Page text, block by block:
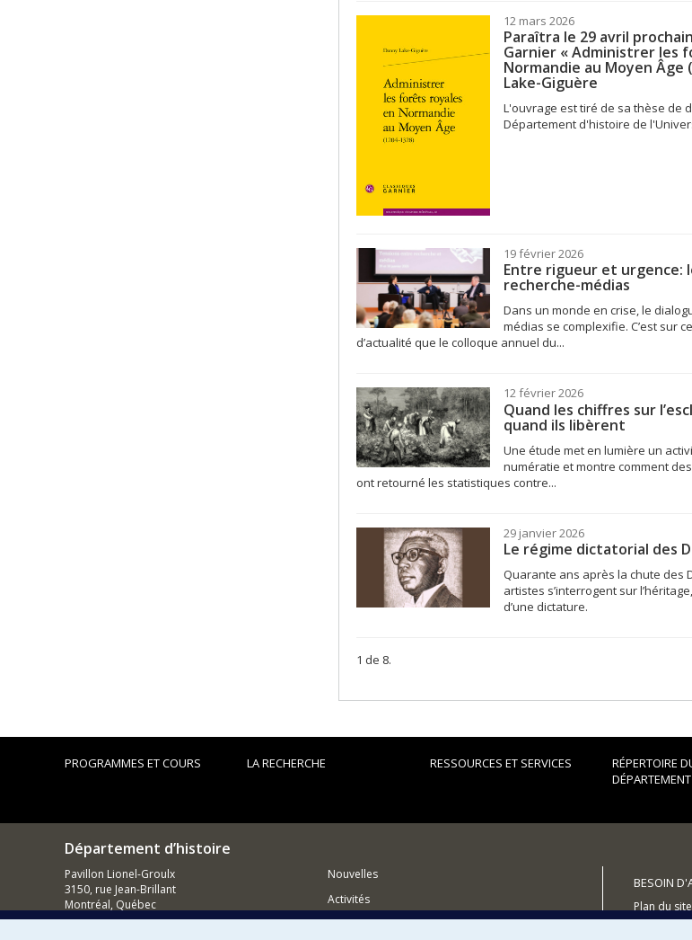
12 mars 2026
Paraîtra le 29 avril
Garnier « Administrer les
Normandie au Moyen Âge
Lake-Giguère
L'ouvrage est tiré de sa thèse de
Département d'histoire de
19 février 2026
Entre rigueur et urgence:
recherche-médias
Dans un monde en crise, le
médias se complexifie. C’est sur
d’actualité que le colloque annuel du...
12 février 2026
Quand les chiffres sur
quand ils libèrent
Une étude met en lumière un
numératie et montre comment
ont retourné les statistiques contre...
29 janvier 2026
Le régime dictatorial des
Quarante ans après la chute des
artistes s’interrogent sur
d’une dictature.
1 de 8.
PROGRAMMES ET COURS LA RECHERCHE RESSOURCES ET SERVICES
RÉPERTOIRE
DÉPARTEMENT
Département d’histoire
Pavillon Lionel-Groulx
3150, rue Jean-Brillant
Montréal, Québec
H3T 1N8
Nouvelles
Activités
BESOIN
Plan du site